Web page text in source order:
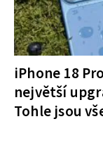
iPhone 18
největší
Tohle jsou